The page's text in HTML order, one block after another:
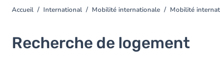
You
here
Accueil International Mobilité internationale Mobilité
Recherche de logement